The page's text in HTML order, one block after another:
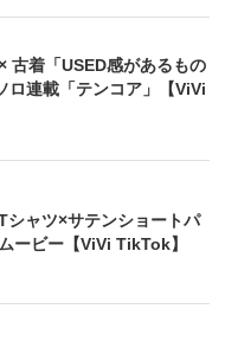
古着「USED感があるもの
連載「テンコア」【ViVi
シャツ×サテンショートパ
ービー【ViVi TikTok】